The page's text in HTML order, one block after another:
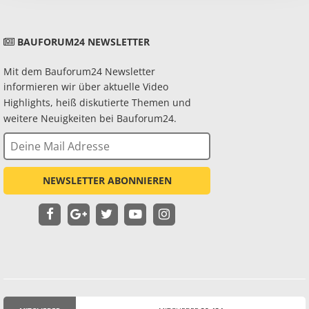
BAUFORUM24 NEWSLETTER
Mit dem Bauforum24 Newsletter
informieren wir über aktuelle Video
Highlights, heiß diskutierte Themen und
weitere Neuigkeiten bei Bauforum24.
NEWSLETTER ABONNIEREN